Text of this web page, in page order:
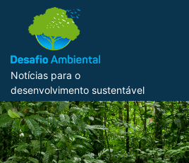
Notícias para o
desenvolvimento sustentável